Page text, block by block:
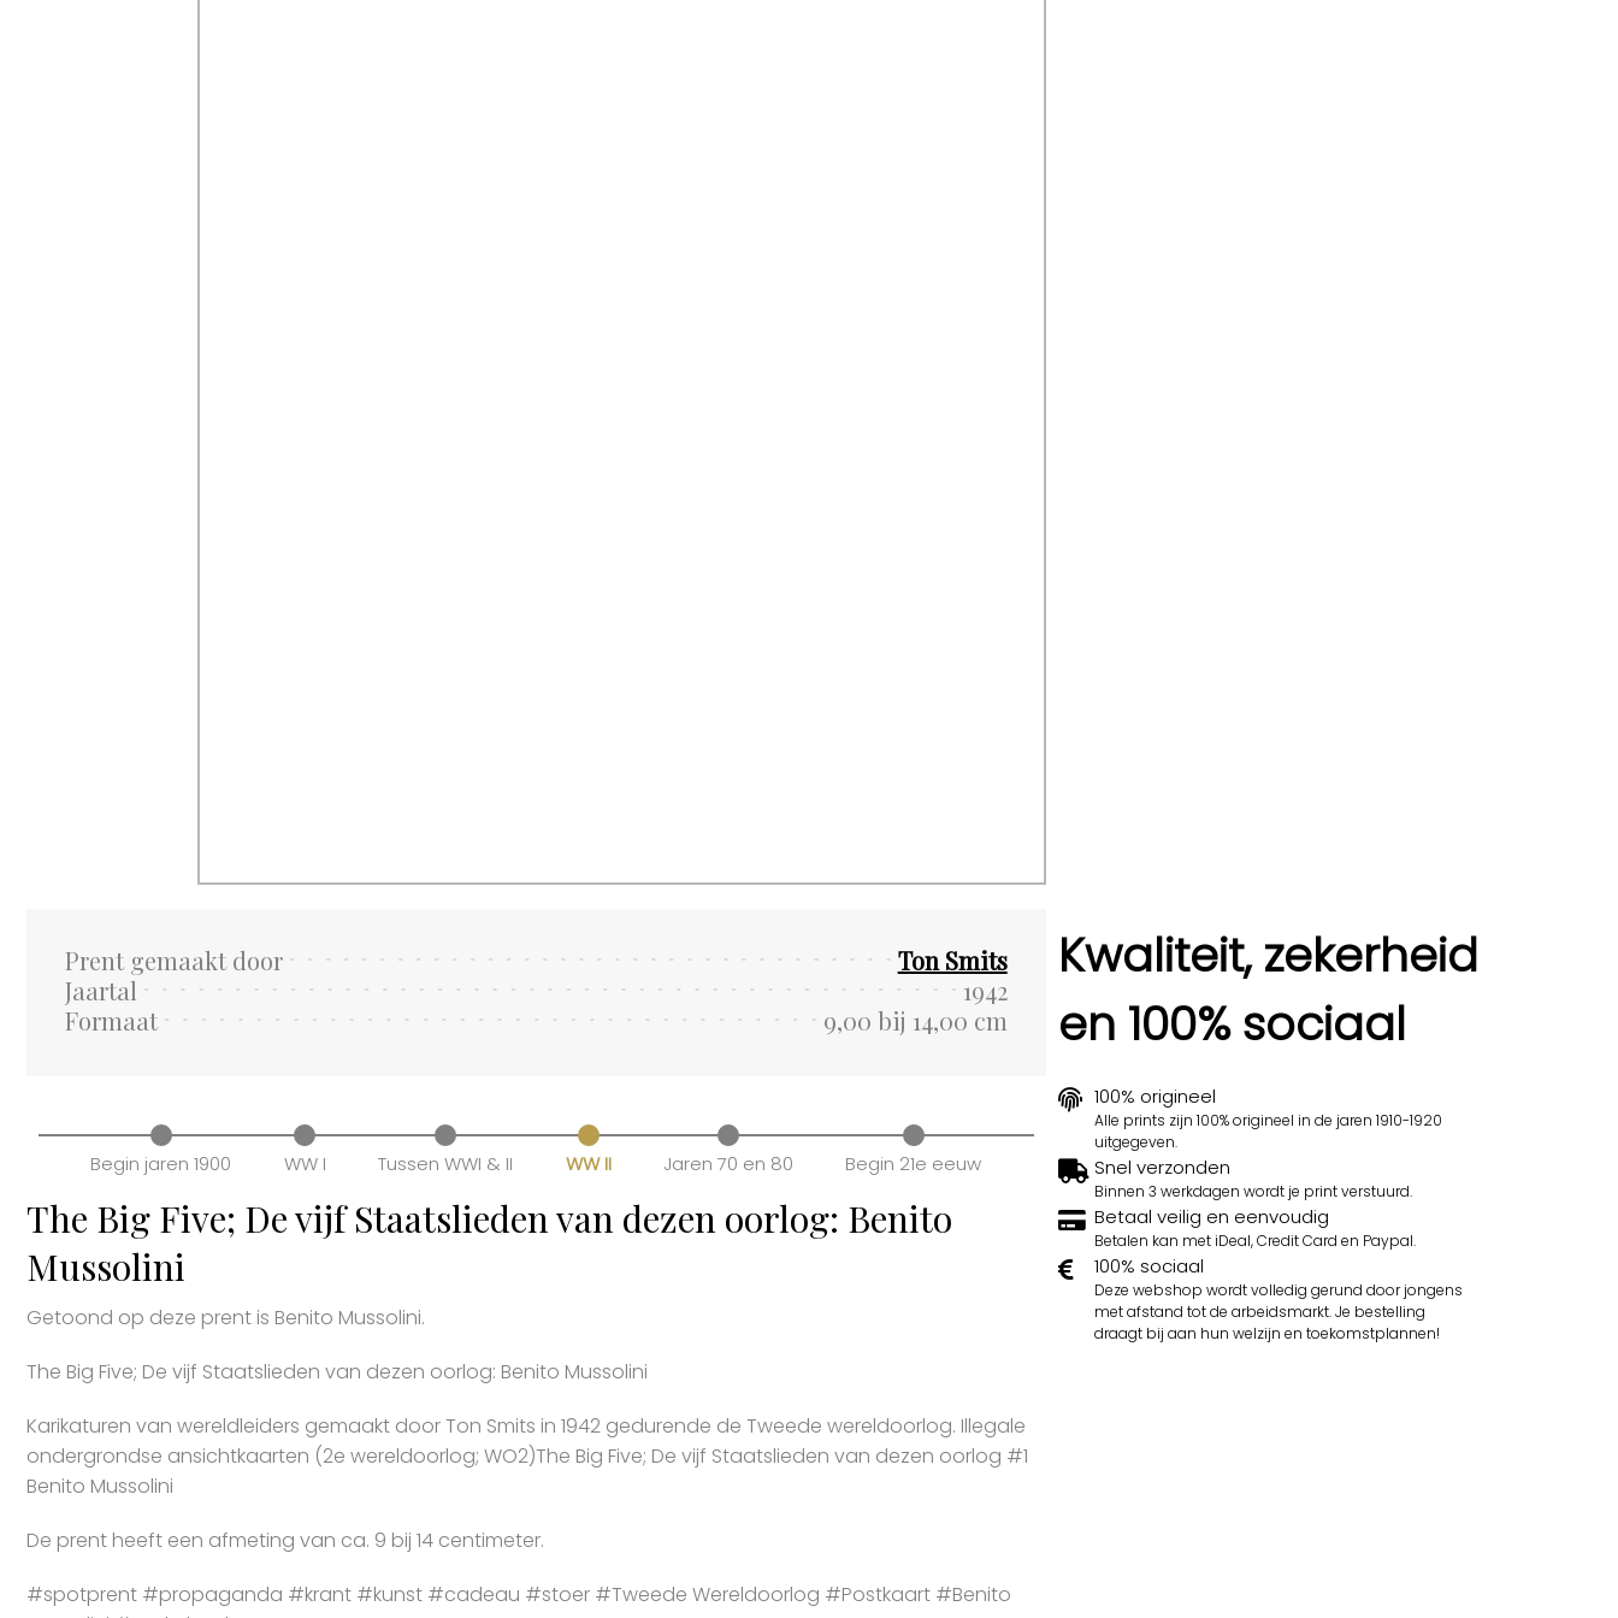
Prent gemaakt door
Ton Smits
Jaartal
1942
Formaat
9,00 bij 14,00 cm
Begin jaren 1900 WW I Tussen WWI & II WW II Jaren 70 en 80 Begin 21e eeuw
The Big Five; De vijf Staatslieden van dezen oorlog: Benito
Mussolini
Getoond op deze prent is Benito Mussolini.
The Big Five; De vijf Staatslieden van dezen oorlog: Benito Mussolini
Karikaturen van wereldleiders gemaakt door Ton Smits in 1942 gedurende de Tweede wereldoorlog. Illegale
ondergrondse ansichtkaarten (2e wereldoorlog; WO2)The Big Five; De vijf Staatslieden van dezen oorlog #1
Benito Mussolini
De prent heeft een afmeting van ca. 9 bij 14 centimeter.
#spotprent #propaganda #krant #kunst #cadeau #stoer #Tweede Wereldoorlog #Postkaart #Benito
Kwaliteit, zekerheid
en 100% sociaal
100% origineel
Alle prints zijn 100% origineel in de jaren 1910-1920
uitgegeven.
Snel verzonden
Binnen 3 werkdagen wordt je print verstuurd.
Betaal veilig en eenvoudig
Betalen kan met iDeal, Credit Card en Paypal.
100% sociaal
Deze webshop wordt volledig gerund door jongens
met afstand tot de arbeidsmarkt. Je bestelling
draagt bij aan hun welzijn en toekomstplannen!